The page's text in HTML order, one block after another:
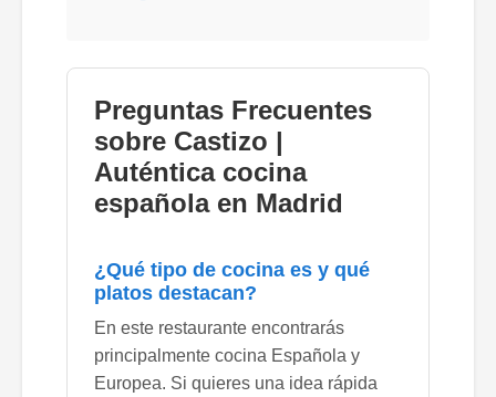
Preguntas Frecuentes
sobre Castizo |
Auténtica cocina
española en Madrid
¿Qué tipo de cocina es y qué
platos destacan?
En este restaurante encontrarás
principalmente cocina Española y
Europea. Si quieres una idea rápida